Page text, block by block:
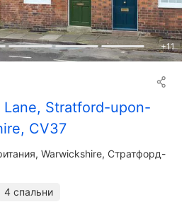
+11
Stratford-upon-
CV37
Warwickshire, Стратфорд-
4 спальни